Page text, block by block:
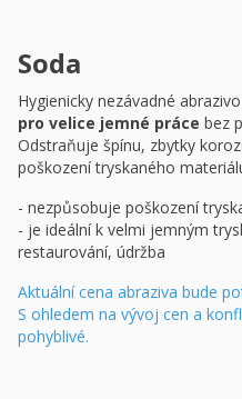
K pokladně
Soda
Hygienicky nezávadné abrazivo
pro velice jemné práce bez
Odstraňuje špínu, zbytky
poškození tryskaného
- nezpůsobuje poškození
- je ideální k velmi jemným
restaurování, údržba
Aktuální cena abraziva bude
S ohledem na vývoj cen a
pohyblivé.